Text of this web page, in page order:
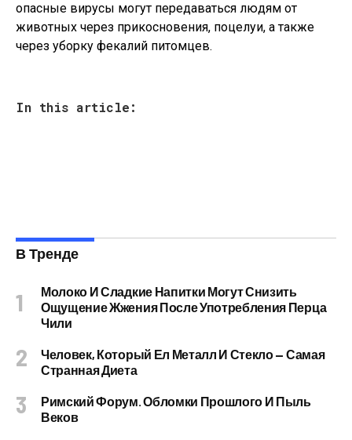
опасные вирусы могут передаваться людям от
животных через прикосновения, поцелуи, а также
через уборку фекалий питомцев.
In this article:
В Тренде
Молоко И Сладкие Напитки Могут Снизить
Ощущение Жжения После Употребления Перца
Чили
Человек, Который Ел Металл И Стекло — Самая
Странная Диета
Римский Форум. Обломки Прошлого И Пыль
Веков